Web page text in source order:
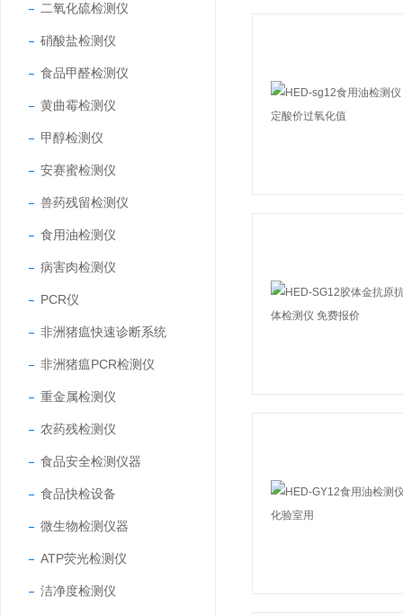
二氧化硫检测仪
硝酸盐检测仪
食品甲醛检测仪
黄曲霉检测仪
甲醇检测仪
安赛蜜检测仪
兽药残留检测仪
食用油检测仪
病害肉检测仪
PCR仪
非洲猪瘟快速诊断系统
非洲猪瘟PCR检测仪
重金属检测仪
农药残检测仪
食品安全检测仪器
食品快检设备
微生物检测仪器
ATP荧光检测仪
洁净度检测仪